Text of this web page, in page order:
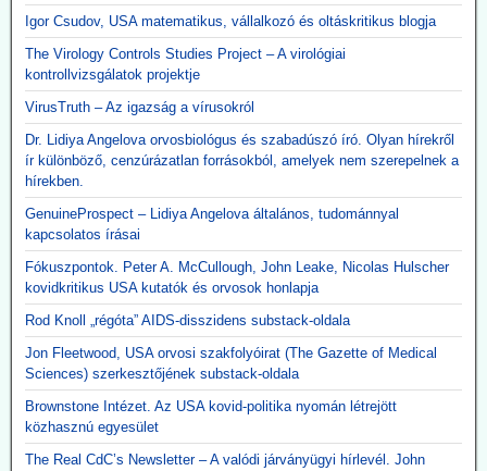
Igor Csudov, USA matematikus, vállalkozó és oltáskritikus blogja
The Virology Controls Studies Project – A virológiai
kontrollvizsgálatok projektje
VirusTruth – Az igazság a vírusokról
Dr. Lidiya Angelova orvosbiológus és szabadúszó író. Olyan hírekről
ír különböző, cenzúrázatlan forrásokból, amelyek nem szerepelnek a
hírekben.
GenuineProspect – Lidiya Angelova általános, tudománnyal
kapcsolatos írásai
Fókuszpontok. Peter A. McCullough, John Leake, Nicolas Hulscher
kovidkritikus USA kutatók és orvosok honlapja
Rod Knoll „régóta” AIDS-disszidens substack-oldala
Jon Fleetwood, USA orvosi szakfolyóirat (The Gazette of Medical
Sciences) szerkesztőjének substack-oldala
Brownstone Intézet. Az USA kovid-politika nyomán létrejött
közhasznú egyesület
The Real CdC’s Newsletter – A valódi járványügyi hírlevél. John